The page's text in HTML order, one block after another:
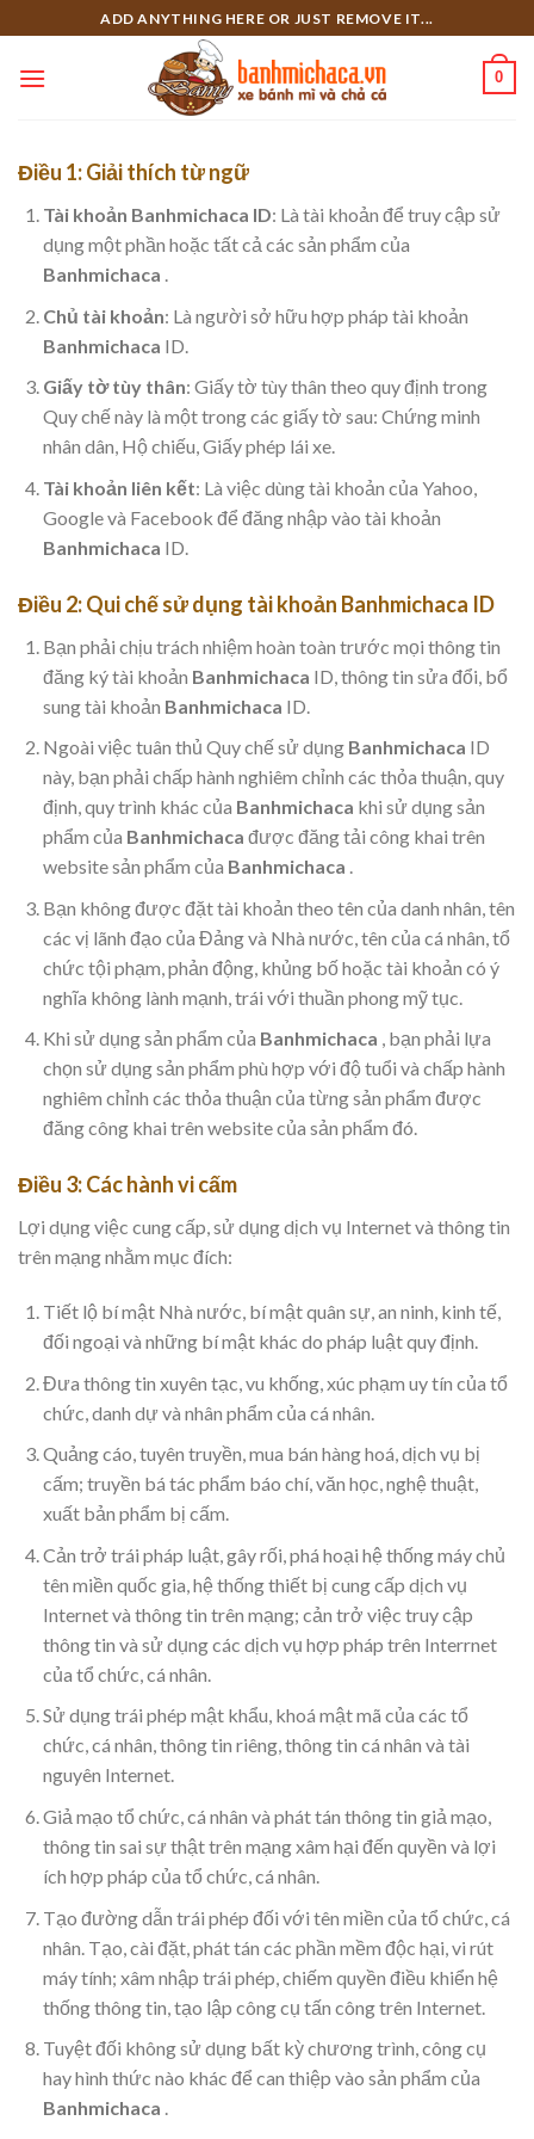
to
content
ADD ANYTHING HERE OR JUST REMOVE IT...
0
Điều 1: Giải thích từ ngữ
Tài khoản Banhmichaca ID: Là tài khoản để truy cập sử
dụng một phần hoặc tất cả các sản phẩm của
Banhmichaca .
Chủ tài khoản: Là người sở hữu hợp pháp tài khoản
Banhmichaca ID.
Giấy tờ tùy thân: Giấy tờ tùy thân theo quy định trong
Quy chế này là một trong các giấy tờ sau: Chứng minh
nhân dân, Hộ chiếu, Giấy phép lái xe.
Tài khoản liên kết: Là việc dùng tài khoản của Yahoo,
Google và Facebook để đăng nhập vào tài khoản
Banhmichaca ID.
Điều 2: Qui chế sử dụng tài khoản Banhmichaca ID
Bạn phải chịu trách nhiệm hoàn toàn trước mọi thông tin
đăng ký tài khoản Banhmichaca ID, thông tin sửa đổi, bổ
sung tài khoản Banhmichaca ID.
Ngoài việc tuân thủ Quy chế sử dụng Banhmichaca ID
này, bạn phải chấp hành nghiêm chỉnh các thỏa thuận, quy
định, quy trình khác của Banhmichaca khi sử dụng sản
phẩm của Banhmichaca được đăng tải công khai trên
website sản phẩm của Banhmichaca .
Bạn không được đặt tài khoản theo tên của danh nhân, tên
các vị lãnh đạo của Đảng và Nhà nước, tên của cá nhân, tổ
chức tội phạm, phản động, khủng bố hoặc tài khoản có ý
nghĩa không lành mạnh, trái với thuần phong mỹ tục.
Khi sử dụng sản phẩm của Banhmichaca , bạn phải lựa
chọn sử dụng sản phẩm phù hợp với độ tuổi và chấp hành
nghiêm chỉnh các thỏa thuận của từng sản phẩm được
đăng công khai trên website của sản phẩm đó.
Điều 3: Các hành vi cấm
Lợi dụng việc cung cấp, sử dụng dịch vụ Internet và thông tin
trên mạng nhằm mục đích:
Tiết lộ bí mật Nhà nước, bí mật quân sự, an ninh, kinh tế,
đối ngoại và những bí mật khác do pháp luật quy định.
Đưa thông tin xuyên tạc, vu khống, xúc phạm uy tín của tổ
chức, danh dự và nhân phẩm của cá nhân.
Quảng cáo, tuyên truyền, mua bán hàng hoá, dịch vụ bị
cấm; truyền bá tác phẩm báo chí, văn học, nghệ thuật,
xuất bản phẩm bị cấm.
Cản trở trái pháp luật, gây rối, phá hoại hệ thống máy chủ
tên miền quốc gia, hệ thống thiết bị cung cấp dịch vụ
Internet và thông tin trên mạng; cản trở việc truy cập
thông tin và sử dụng các dịch vụ hợp pháp trên Interrnet
của tổ chức, cá nhân.
Sử dụng trái phép mật khẩu, khoá mật mã của các tổ
chức, cá nhân, thông tin riêng, thông tin cá nhân và tài
nguyên Internet.
Giả mạo tổ chức, cá nhân và phát tán thông tin giả mạo,
thông tin sai sự thật trên mạng xâm hại đến quyền và lợi
ích hợp pháp của tổ chức, cá nhân.
Tạo đường dẫn trái phép đối với tên miền của tổ chức, cá
nhân. Tạo, cài đặt, phát tán các phần mềm độc hại, vi rút
máy tính; xâm nhập trái phép, chiếm quyền điều khiển hệ
thống thông tin, tạo lập công cụ tấn công trên Internet.
Tuyệt đối không sử dụng bất kỳ chương trình, công cụ
hay hình thức nào khác để can thiệp vào sản phẩm của
Banhmichaca .